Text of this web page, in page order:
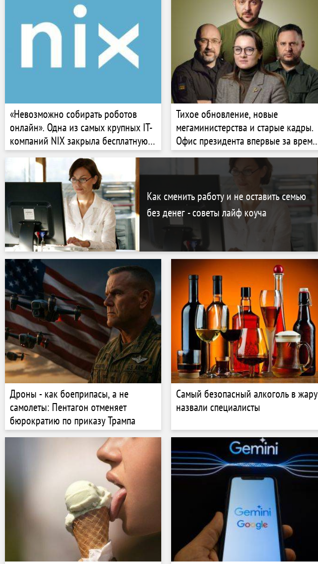
«Невозможно собирать роботов
онлайн». Одна из самых крупных IT-
компаний NIX закрыла бесплатную
школу NIX Academy для школьников.
Почему и что происходит с детским
IT-образованием
Тихое обновление, новые
мегаминистерства и старые кадры.
Офис президента впервые за время
войны отважился на смену
премьера. Как готовили обновление
правительства и кто станет
министрами
Как сменить работу и не оставить семью
без денег - советы лайф коуча
Дроны - как боеприпасы, а не
самолеты: Пентагон отменяет
бюрократию по приказу Трампа
Самый безопасный алкоголь в жару
назвали специалисты